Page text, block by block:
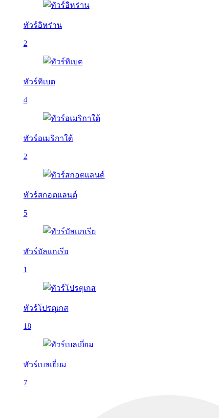
ทัวร์อิหร่าน
2
ทัวร์ทิเบต
4
ทัวร์อเมริกาใต้
2
ทัวร์สกอตแลนด์
5
ทัวร์บัลเเกเรีย
1
ทัวร์โปรตุเกส
18
ทัวร์เบลเยี่ยม
7